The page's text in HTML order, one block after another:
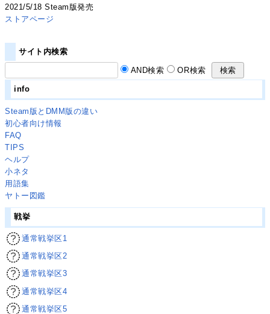
2021/5/18 Steam版発売
ストアページ
サイト内検索
AND検索 OR検索
info
Steam版とDMM版の違い
初心者向け情報
FAQ
TIPS
ヘルプ
小ネタ
用語集
ヤトー図鑑
戦挙
通常戦挙区1
通常戦挙区2
通常戦挙区3
通常戦挙区4
通常戦挙区5